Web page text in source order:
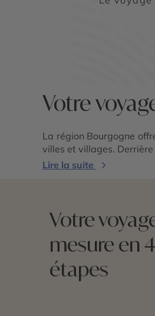
Votre
La région Bourgogne
villes et villages.
Lire la suite
Votre
mesure en 4
étapes